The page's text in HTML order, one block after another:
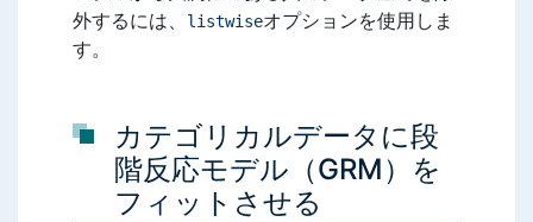
外するには、
listwiseオプションを使用しま
す。
カテゴリカルデータに段
階反応モデル（GRM）を
フィットさせる